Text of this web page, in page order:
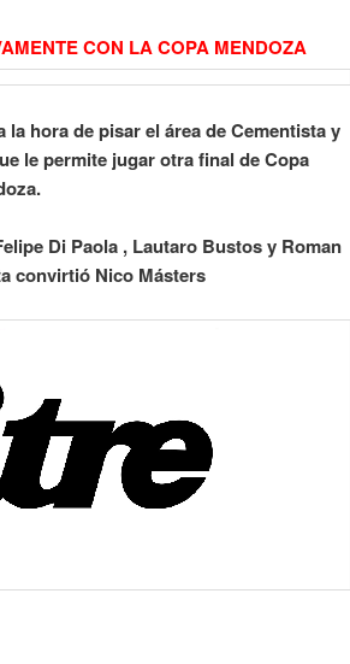
CON LA COPA MENDOZA
hora de pisar el área de Cementista y
le permite jugar otra final de Copa
Di Paola , Lautaro Bustos y Roman
convirtió Nico Másters